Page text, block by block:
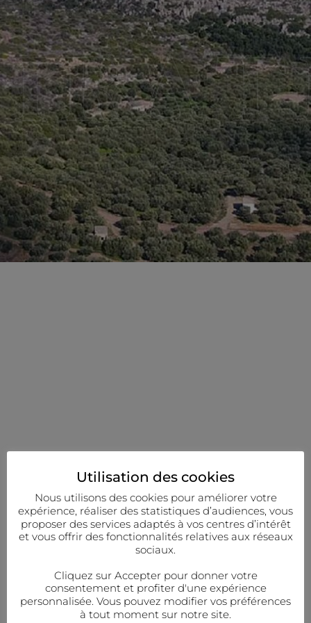
Utilisation des cookies
Nous utilisons des cookies pour améliorer votre
expérience, réaliser des statistiques d’audiences, vous
proposer des services adaptés à vos centres d’intérêt
et vous offrir des fonctionnalités relatives aux réseaux
sociaux.
Cliquez sur Accepter pour donner votre
consentement et profiter d'une expérience
personnalisée. Vous pouvez modifier vos préférences
à tout moment sur notre site.